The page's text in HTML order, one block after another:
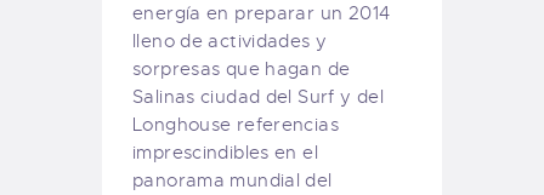
energía en preparar un 2014
lleno de actividades y
sorpresas que hagan de
Salinas ciudad del Surf y del
Longhouse referencias
imprescindibles en el
panorama mundial del